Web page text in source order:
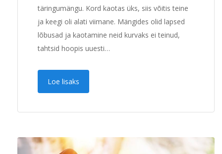
täringumängu. Kord kaotas üks, siis võitis teine
ja keegi oli alati viimane. Mängides olid lapsed
lõbusad ja kaotamine neid kurvaks ei teinud,
tahtsid hoopis uuesti…
Loe lisaks